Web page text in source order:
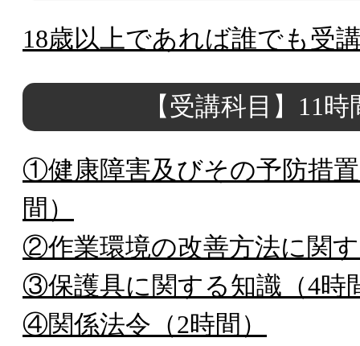
18歳以上であれば誰でも受
【受講科目】11
①健康障害及びその予防措
間）
②作業環境の改善方法に関
③保護具に関する知識（4時
④関係法令（2時間）